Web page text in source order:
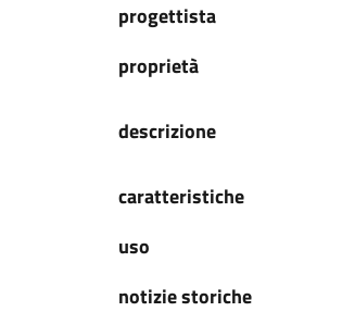
progettista
proprietà
descrizione
caratteristiche
uso
notizie storiche